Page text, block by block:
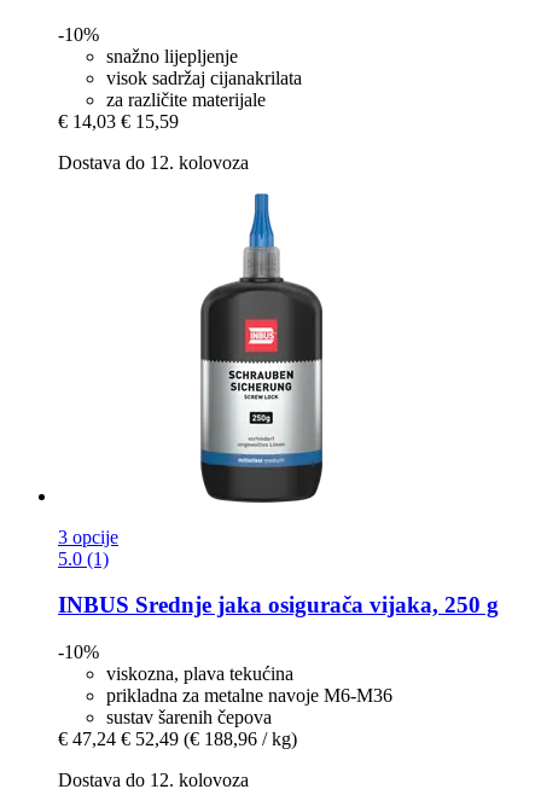
-10%
snažno lijepljenje
visok sadržaj cijanakrilata
za različite materijale
€ 14,03 € 15,59
Dostava do 12. kolovoza
3 opcije
5.0 (1)
INBUS Srednje jaka osigurača vijaka, 250 g
-10%
viskozna, plava tekućina
prikladna za metalne navoje M6-M36
sustav šarenih čepova
€ 47,24 € 52,49 (€ 188,96 / kg)
Dostava do 12. kolovoza